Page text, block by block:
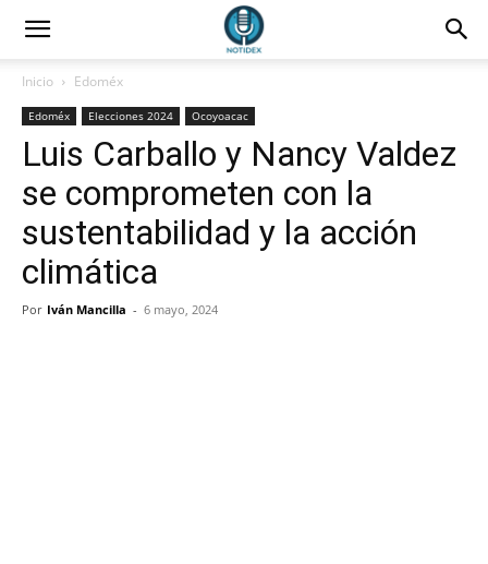
Inicio Edoméx
Edoméx Elecciones 2024 Ocoyoacac
Luis Carballo y Nancy Valdez
se comprometen con la
sustentabilidad y la acción
climática
Por Iván Mancilla - 6 mayo, 2024